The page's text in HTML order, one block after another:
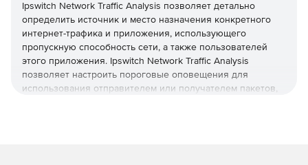
Ipswitch Network Traffic Analysis позволяет детально
определить источник и место назначения конкретного
интернет-трафика и приложения, использующего
пропускную способность сети, а также пользователей
этого приложения. Ipswitch Network Traffic Analysis
позволяет настроить пороговые оповещения для
использования отправителем или получателем пакетов,